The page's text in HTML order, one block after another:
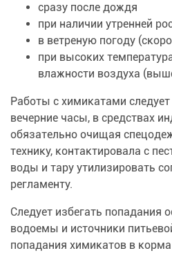
сразу после дождя
при наличии утренней
в ветреную погоду
при высоких
влажности воздуха
Работы с химикатами
вечерние часы, в средствах
обязательно очищая
технику, контактировала с
воды и тару утилизировать
регламенту.
Следует избегать попадания
водоемы и источники
попадания химикатов в